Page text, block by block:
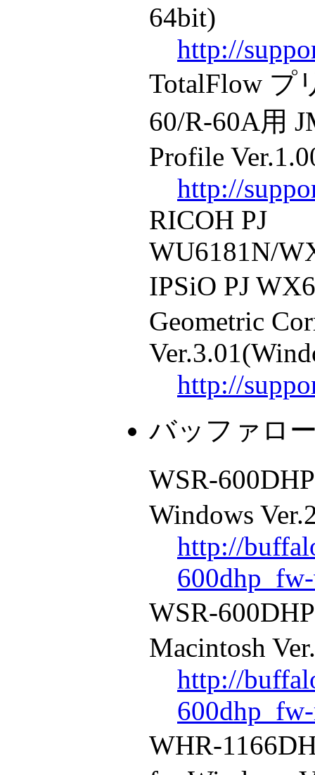
64bit)
http://
TotalFlow プ
60/R-60A用
Profile
http://
RICOH PJ
WU6181N/
IPSiO PJ
Geometric
http://
バッファロ
WSR-
Windows
http://
WSR-
Macintosh
http://
WHR-